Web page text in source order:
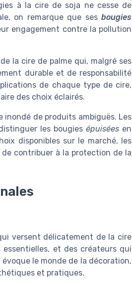
à la cire de soja ne cesse de
on remarque que sesbougies
engagement contre la pollution
la cire de palme qui, malgré ses
durable et de responsabilité
de chaque type de cire,
des choix éclairés.
inondé de produits ambiguës. Les
les bougies épuiséesen
disponibles sur le marché, les
contribuer à la protection de la
versent délicatement de la cire
et des créateurs qui
le monde de la décoration,
et pratiques.